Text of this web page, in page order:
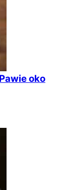
oko